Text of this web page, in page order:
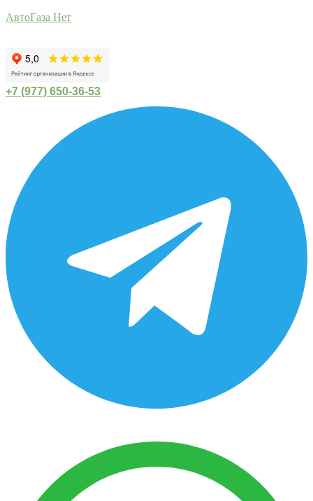
АвтоГаза Нет
+7 (977) 650-36-53